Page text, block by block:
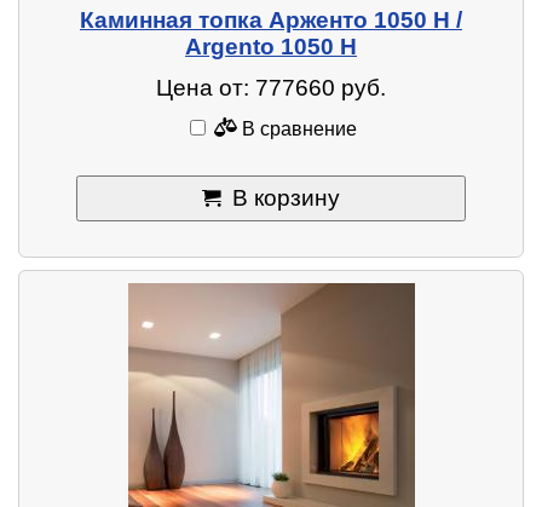
Каминная топка Арженто 1050 H /
Argento 1050 H
Цена от: 777660 руб.
В сравнение
В корзину